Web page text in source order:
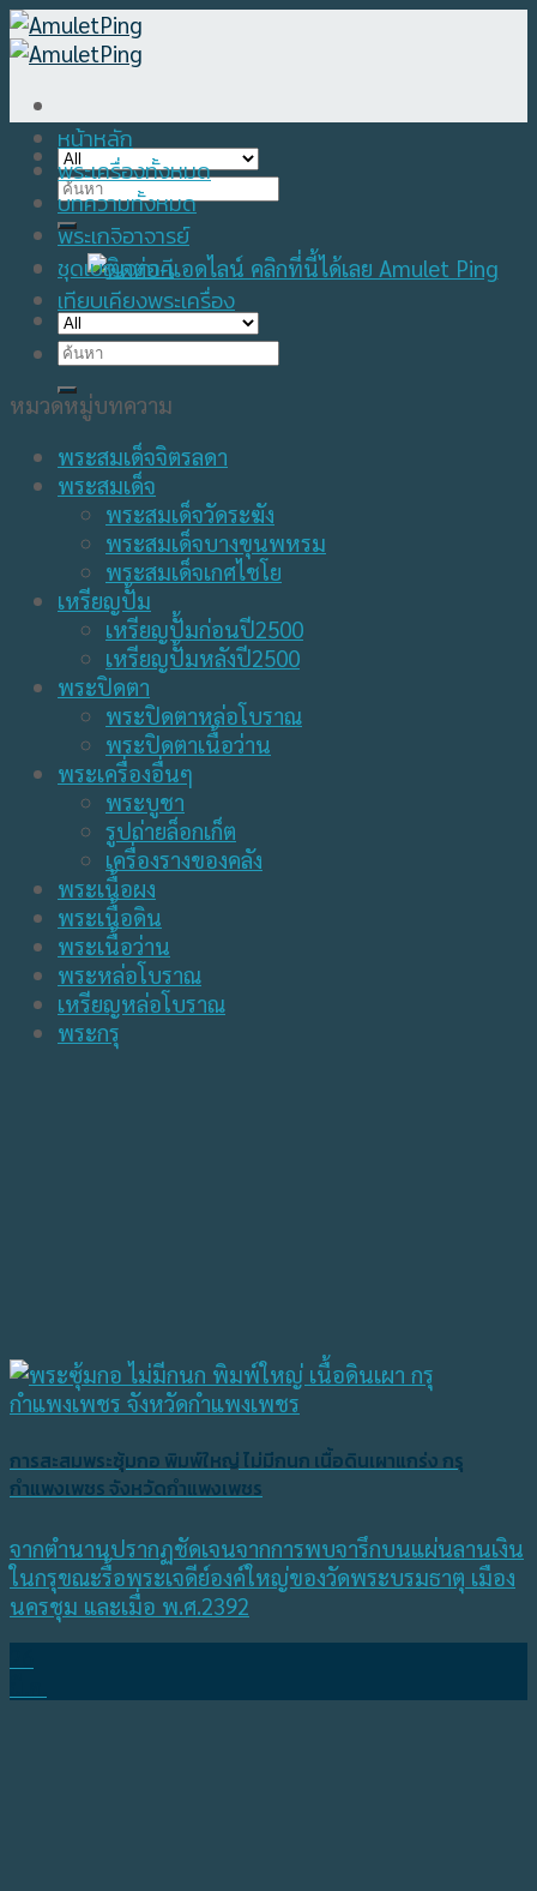
Skip
to
Search
for:
Search
หน้าหลัก
พระเครื่องทั้งหมด
บทความทั้งหมด
พระเกจิอาจารย์
ชุดเบญจภาคี
เทียบเคียงพระเครื่อง
หมวดหมู่บทความ
พระสมเด็จจิตรลดา
พระสมเด็จ
พระสมเด็จวัดระฆัง
พระสมเด็จบางขุนพหรม
พระสมเด็จเกศไชโย
เหรียญปั้ม
เหรียญปั้มก่อนปี2500
เหรียญปั้มหลังปี2500
พระปิดตา
พระปิดตาหล่อโบราณ
พระปิดตาเนื้อว่าน
พระเครื่องอื่นๆ
พระบูชา
รูปถ่ายล็อกเก็ต
เครื่องรางของคลัง
พระเนื้อผง
พระเนื้อดิน
พระเนื้อว่าน
พระหล่อโบราณ
เหรียญหล่อโบราณ
พระกรุ
การสะสมพระซุ้มกอ พิมพ์ใหญ่ ไม่มีกนก เนื้อดินเผาแกร่ง กรุ
กำแพงเพชร จังหวัดกำแพงเพชร
จากตำนานปรากฏชัดเจนจากการพบจารึกบนแผ่นลานเงิน
ในกรุขณะรื้อพระเจดีย์องค์ใหญ่ของวัดพระบรมธาตุ เมือง
นครชุม และเมื่อ พ.ศ.2392